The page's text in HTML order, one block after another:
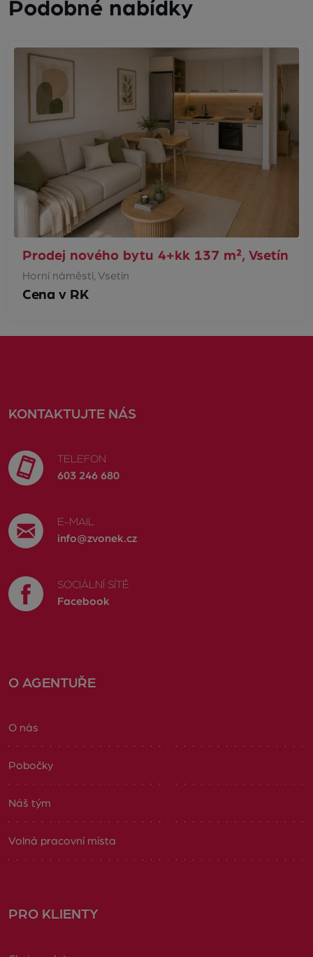
Podobné nabídky
Prodej nového bytu 4+kk 137 m², Vsetín
Horní náměstí, Vsetín
Cena v RK
KONTAKTUJTE NÁS
TELEFON
603 246 680
E-MAIL
info@zvonek.cz
SOCIÁLNÍ SÍTĚ
Facebook
O AGENTUŘE
O nás
Pobočky
Náš tým
Volná pracovní místa
PRO KLIENTY